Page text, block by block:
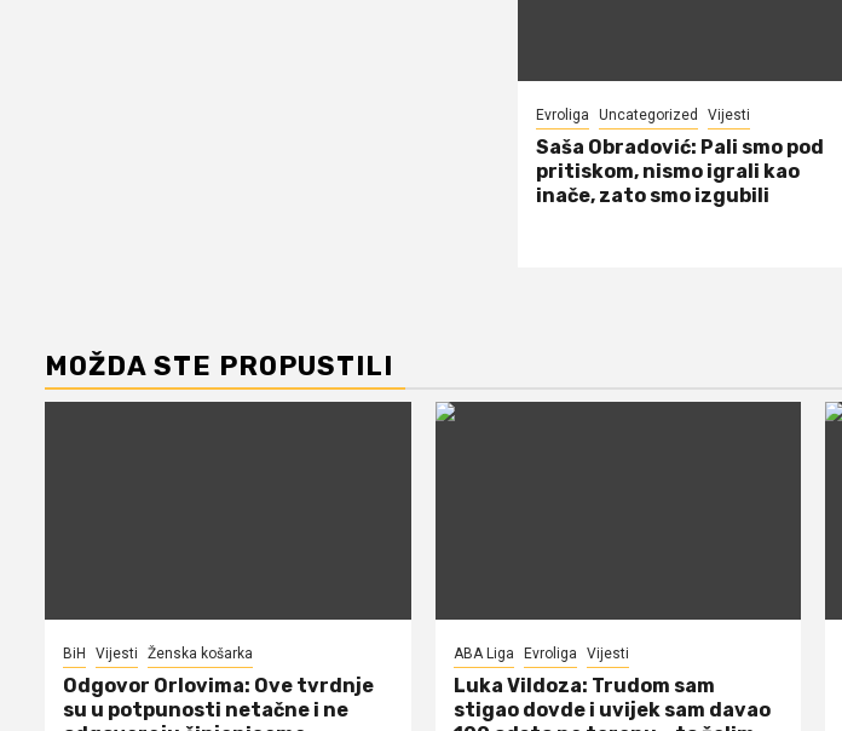
Evroliga Uncategorized Vijesti
Saša Obradović: Pali smo pod
pritiskom, nismo igrali kao
inače, zato smo izgubili
MOŽDA STE PROPUSTILI
BiH Vijesti Ženska košarka
Odgovor Orlovima: ​Ove tvrdnje
su u potpunosti netačne i ne
ABA Liga Evroliga Vijesti
Luka Vildoza: Trudom sam
stigao dovde i uvijek sam davao